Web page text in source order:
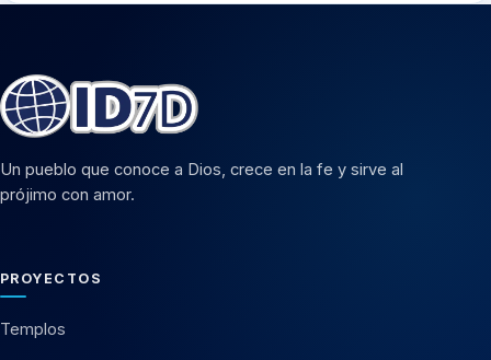
Un pueblo que conoce a Dios, crece en la fe y sirve al
prójimo con amor.
PROYECTOS
Templos